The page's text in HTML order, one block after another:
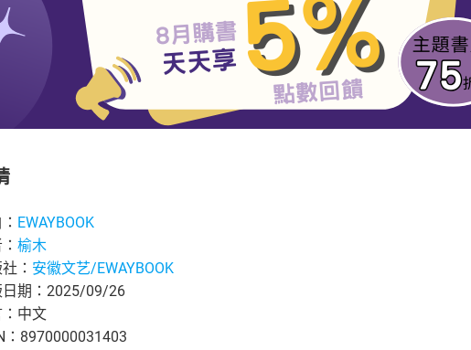
EWAYBOOK
榆木
： 安徽文艺/EWAYBOOK
日期：2025/09/26
中文
：8970000031403